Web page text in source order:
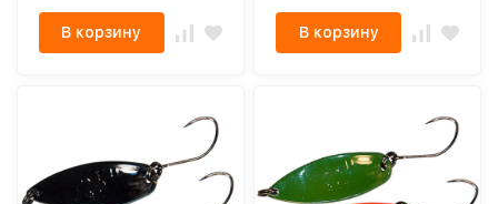
В корзину В корзину